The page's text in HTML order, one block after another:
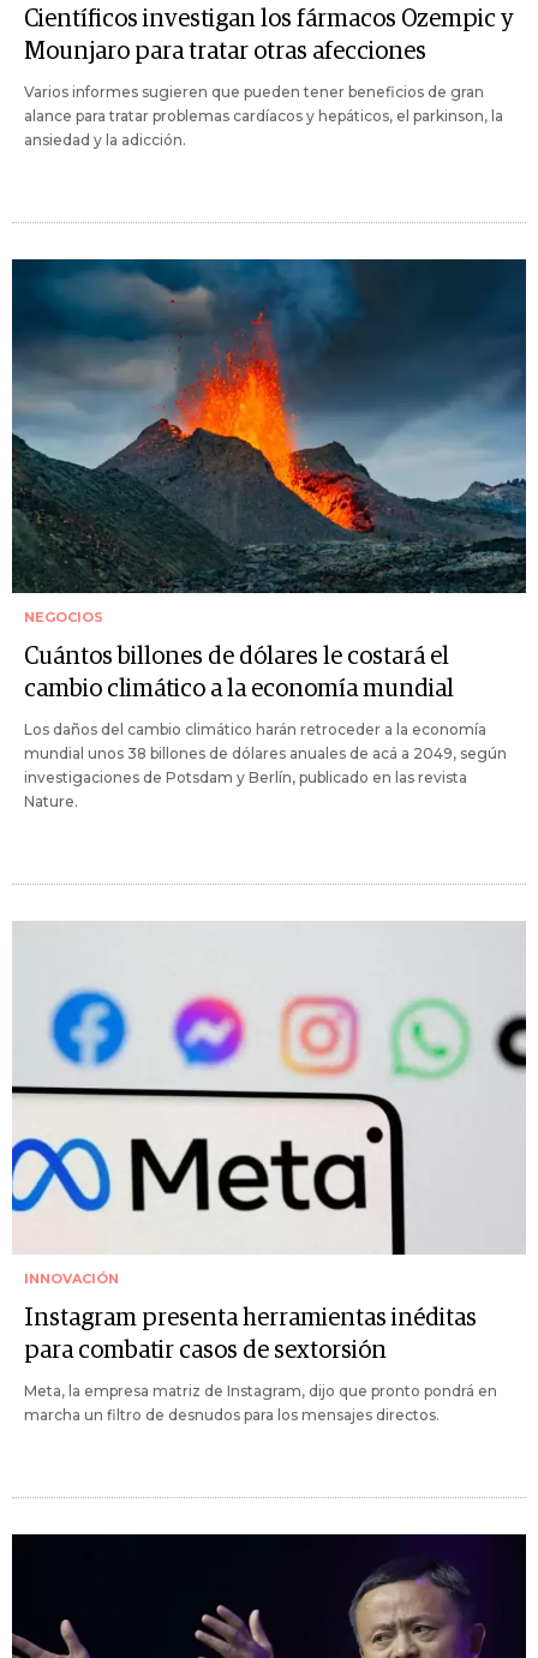
Científicos investigan los fármacos Ozempic y
Mounjaro para tratar otras afecciones
Varios informes sugieren que pueden tener beneficios de gran
alance para tratar problemas cardíacos y hepáticos, el parkinson, la
ansiedad y la adicción.
NEGOCIOS
Cuántos billones de dólares le costará el
cambio climático a la economía mundial
Los daños del cambio climático harán retroceder a la economía
mundial unos 38 billones de dólares anuales de acá a 2049, según
investigaciones de Potsdam y Berlín, publicado en las revista
Nature.
INNOVACIÓN
Instagram presenta herramientas inéditas
para combatir casos de sextorsión
Meta, la empresa matriz de Instagram, dijo que pronto pondrá en
marcha un filtro de desnudos para los mensajes directos.